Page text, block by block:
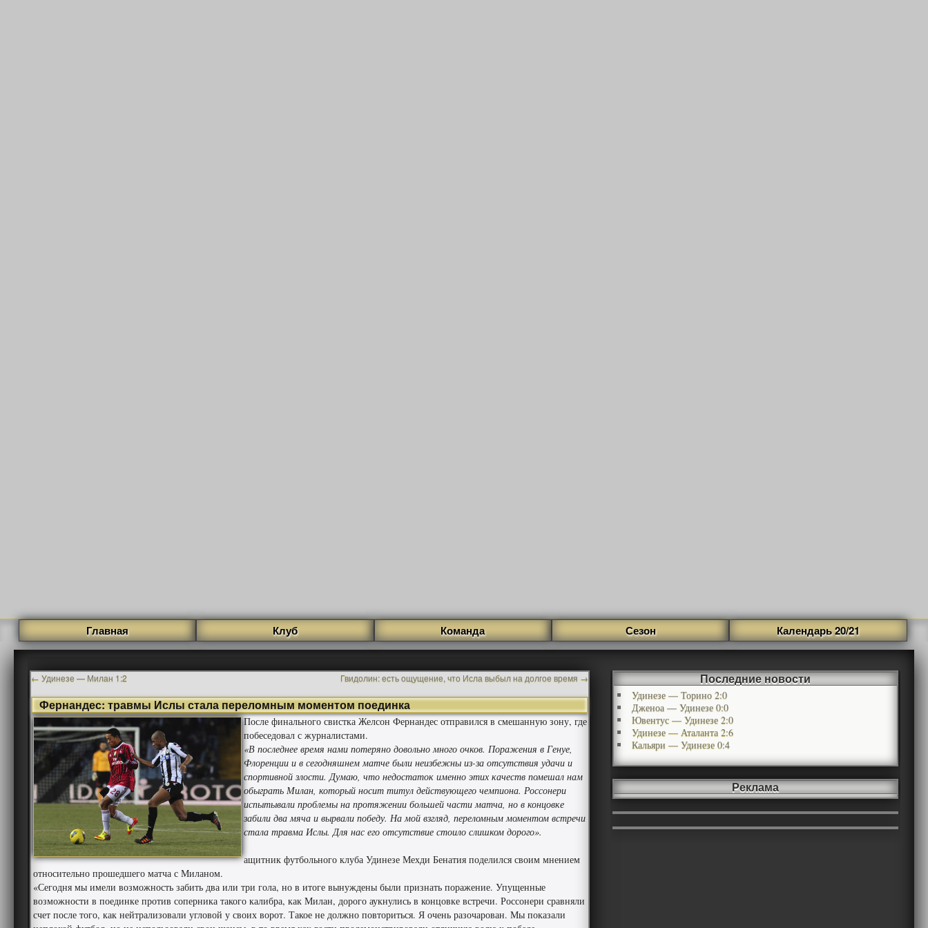
Главная Клуб Команда Сезон Календарь 20/21
← Удинезе — Милан 1:2 Гвидолин: есть ощущение, что Исла выбыл на долгое время →
Фернандес: травмы Ислы стала переломным моментом поединка
После финального свистка Желсон Фернандес отправился в смешанную зону, где
побеседовал с журналистами.
«В последнее время нами потеряно довольно много очков. Поражения в Генуе,
Флоренции и в сегодняшнем матче были неизбежны из-за отсутствия удачи и
спортивной злости. Думаю, что недостаток именно этих качеств помешал нам
обыграть Милан, который носит титул действующего чемпиона. Россонери
испытывали проблемы на протяжении большей части матча, но в концовке
забили два мяча и вырвали победу. На мой взгляд, переломным моментом встречи
стала травма Ислы. Для нас его отсутствие стоило слишком дорого».
ащитник футбольного клуба Удинезе Мехди Бенатия поделился своим мнением
относительно прошедшего матча с Миланом.
«Сегодня мы имели возможность забить два или три гола, но в итоге вынуждены были признать поражение. Упущенные
возможности в поединке против соперника такого калибра, как Милан, дорого аукнулись в концовке встречи. Россонери сравняли
счет после того, как нейтрализовали угловой у своих ворот. Такое не должно повториться. Я очень разочарован. Мы показали
Последние новости
Удинезе — Торино 2:0
Дженоа — Удинезе 0:0
Ювентус — Удинезе 2:0
Удинезе — Аталанта 2:6
Кальяри — Удинезе 0:4
Реклама